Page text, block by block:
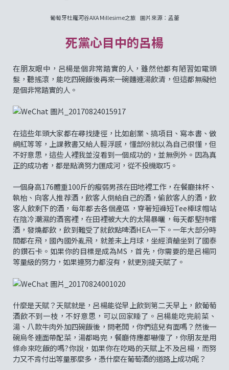
葡萄牙杜羅河谷AXA Millesime之旅 圖片來源：孟蕾
死黨心目中的呂楊
在朋友眼中，呂楊是個非常踏實的人，雖然他都有陋習如電頭
髮，聽搖滾，能吃四碗飯後再來一碗麵連湯飲清，但這都無礙他
是個非常踏實的人。
在這些年頭大家都在尋找捷徑，比如創業、搞項目、寫本書、做
網紅等等，上課教書又給人輕浮感，懂部份就以為自己很懂，但
不好意思，這些人裡我並沒看到一個成功的，並無例外。因為真
正的成功者，都是點滴努力匯成河，從不投機取巧。
一個身高176體重100斤的瘦弱男孩在田地裡工作，在餐廳抹杯、
執枱、向客人推荐酒，飲客人倒給自己的酒，偷飲客人的酒，飲
客人飲剩下的酒，每年都去各個產區，穿著短褲短Tee棒球帽站
在陰冷潮濕的酒窖裡，在田裡被大大的太陽暴曬，每天都堅持嚐
酒，發燒都飲，飲到難受了就飲點啤酒HEA一下。一年大部分時
間都在飛，國內國外亂飛，就差未上月球，坐經濟艙坐到了國泰
的鑽石卡。如果你的目標是成為MS，首先，你需要的是呂楊同
等量級的努力，如果連努力都沒有，就更別提天賦了。
什麼是天賦？天賦就是，呂楊能從早上飲到第二天早上，飲葡萄
酒飲不到一枝，不好意思，可以回家睡了。呂楊能吃完前菜、
湯、八款牛肉外加四碗飯後，問老闆，你們這兒有面嗎？然後一
碗烏冬連面帶配菜，湯都喝完，餐廳侍應都嚇傻了，你朋友是用
條命來吃飯的嗎?你說，如果你在吃喝的天賦上不及呂楊，而努
力又不肯付出等量那麼多，憑什麼在葡萄酒的道路上成功呢？